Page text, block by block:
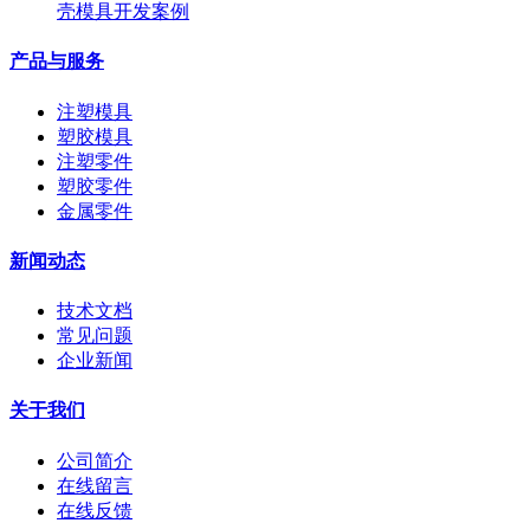
壳模具开发案例
产品与服务
注塑模具
塑胶模具
注塑零件
塑胶零件
金属零件
新闻动态
技术文档
常见问题
企业新闻
关于我们
公司简介
在线留言
在线反馈